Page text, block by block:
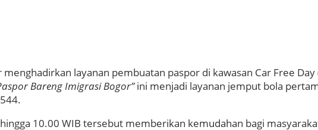
layanan pembuatan paspor di kawasan Car Free
Bareng Imigrasi Bogor”ini menjadi layanan jemput bola
10.00 WIB tersebut memberikan kemudahan bagi